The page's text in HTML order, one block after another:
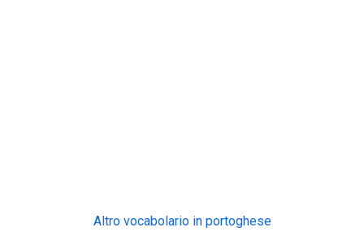
Altro vocabolario in portoghese